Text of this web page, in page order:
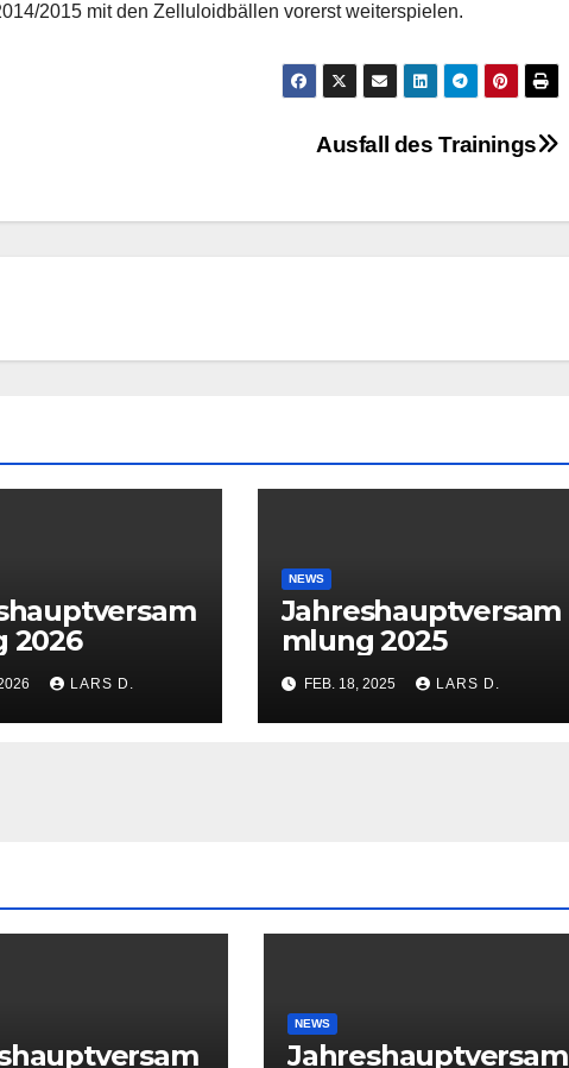
2015 mit den Zelluloidbällen vorerst weiterspielen.
Ausfall des Trainings
2026
LARS D.
NEWS
Jahreshauptversam
mlung 2025
FEB. 18, 2025 LARS D.
NEWS
Jahreshauptversam